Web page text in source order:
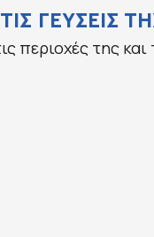
ΓΕΥΣΕΙΣ
περιοχές της